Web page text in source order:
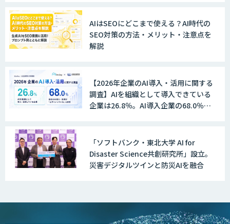
GENIEE SFA/CRM
WAN-RECORD Plus
Explaza 生成AI Partner | AX
AIはSEOにどこまで使える？AI時代の
SEO対策の方法・メリット・注意点を
解説
【2026年企業のAI導入・活用に関する
調査】AIを組織として導入できている
企業は26.8％。AI導入企業の68.0％
「ソフトバンク・東北大学 AI for
Disaster Science共創研究所」設立。
災害デジタルツインと防災AIを融合